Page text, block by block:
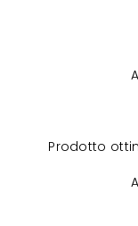
Prodotto